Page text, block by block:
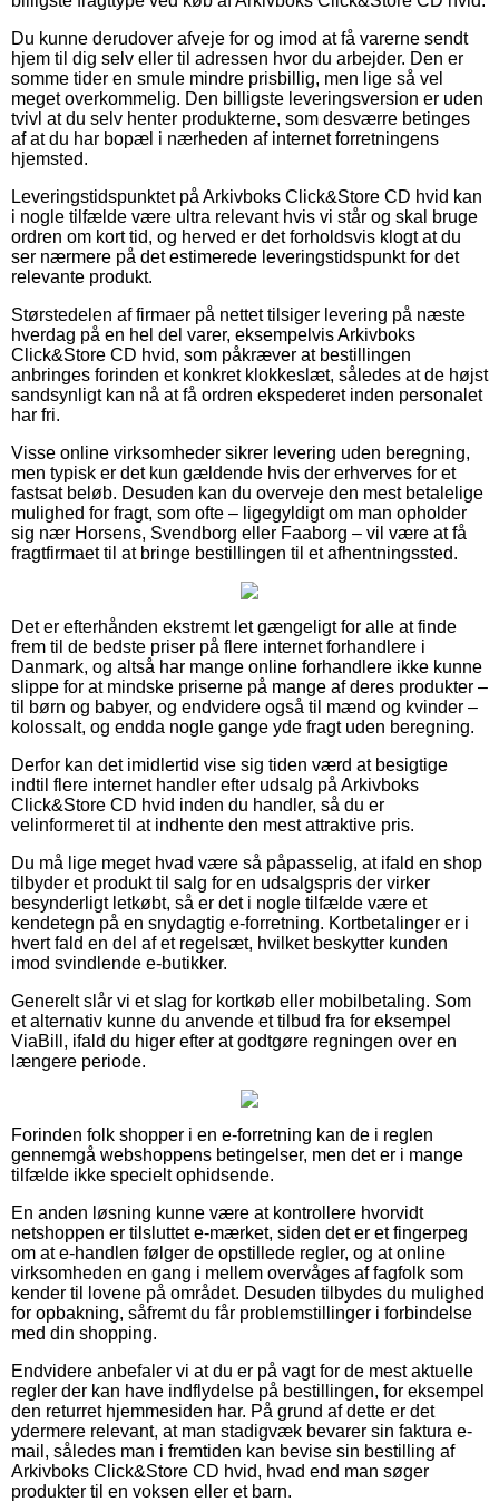
Du kunne derudover afveje for og imod at få varerne sendt
hjem til dig selv eller til adressen hvor du arbejder. Den er
somme tider en smule mindre prisbillig, men lige så vel
meget overkommelig. Den billigste leveringsversion er uden
tvivl at du selv henter produkterne, som desværre betinges
af at du har bopæl i nærheden af internet forretningens
hjemsted.
Leveringstidspunktet på Arkivboks Click&Store CD hvid kan
i nogle tilfælde være ultra relevant hvis vi står og skal bruge
ordren om kort tid, og herved er det forholdsvis klogt at du
ser nærmere på det estimerede leveringstidspunkt for det
relevante produkt.
Størstedelen af firmaer på nettet tilsiger levering på næste
hverdag på en hel del varer, eksempelvis Arkivboks
Click&Store CD hvid, som påkræver at bestillingen
anbringes forinden et konkret klokkeslæt, således at de højst
sandsynligt kan nå at få ordren ekspederet inden personalet
har fri.
Visse online virksomheder sikrer levering uden beregning,
men typisk er det kun gældende hvis der erhverves for et
fastsat beløb. Desuden kan du overveje den mest betalelige
mulighed for fragt, som ofte – ligegyldigt om man opholder
sig nær Horsens, Svendborg eller Faaborg – vil være at få
fragtfirmaet til at bringe bestillingen til et afhentningssted.
Det er efterhånden ekstremt let gængeligt for alle at finde
frem til de bedste priser på flere internet forhandlere i
Danmark, og altså har mange online forhandlere ikke kunne
slippe for at mindske priserne på mange af deres produkter –
til børn og babyer, og endvidere også til mænd og kvinder –
kolossalt, og endda nogle gange yde fragt uden beregning.
Derfor kan det imidlertid vise sig tiden værd at besigtige
indtil flere internet handler efter udsalg på Arkivboks
Click&Store CD hvid inden du handler, så du er
velinformeret til at indhente den mest attraktive pris.
Du må lige meget hvad være så påpasselig, at ifald en shop
tilbyder et produkt til salg for en udsalgspris der virker
besynderligt letkøbt, så er det i nogle tilfælde være et
kendetegn på en snydagtig e-forretning. Kortbetalinger er i
hvert fald en del af et regelsæt, hvilket beskytter kunden
imod svindlende e-butikker.
Generelt slår vi et slag for kortkøb eller mobilbetaling. Som
et alternativ kunne du anvende et tilbud fra for eksempel
ViaBill, ifald du higer efter at godtgøre regningen over en
længere periode.
Forinden folk shopper i en e-forretning kan de i reglen
gennemgå webshoppens betingelser, men det er i mange
tilfælde ikke specielt ophidsende.
En anden løsning kunne være at kontrollere hvorvidt
netshoppen er tilsluttet e-mærket, siden det er et fingerpeg
om at e-handlen følger de opstillede regler, og at online
virksomheden en gang i mellem overvåges af fagfolk som
kender til lovene på området. Desuden tilbydes du mulighed
for opbakning, såfremt du får problemstillinger i forbindelse
med din shopping.
Endvidere anbefaler vi at du er på vagt for de mest aktuelle
regler der kan have indflydelse på bestillingen, for eksempel
den returret hjemmesiden har. På grund af dette er det
ydermere relevant, at man stadigvæk bevarer sin faktura e-
mail, således man i fremtiden kan bevise sin bestilling af
Arkivboks Click&Store CD hvid, hvad end man søger
produkter til en voksen eller et barn.